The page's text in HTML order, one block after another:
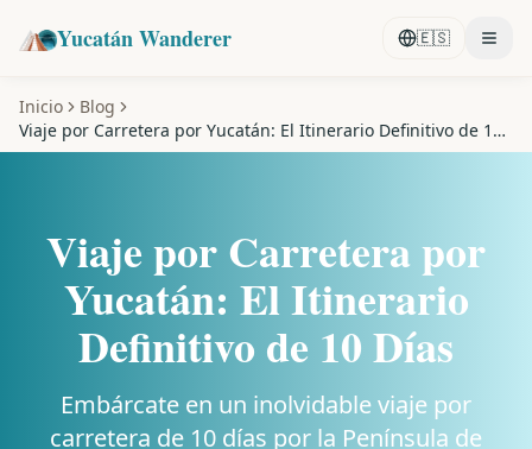
Yucatán Wanderer 🇪🇸
Inicio
Blog
Viaje por Carretera por Yucatán: El Itinerario Definitivo de 10
Días
Viaje por Carretera por
Yucatán: El Itinerario
Definitivo de 10 Días
Embárcate en un inolvidable viaje por
carretera de 10 días por la Península de